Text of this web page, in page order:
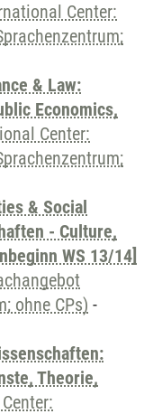
Center:
& Law:
Economics,
Center:
& Social
- Culture,
WS 13/14]
ohne CPs) -
Theorie,